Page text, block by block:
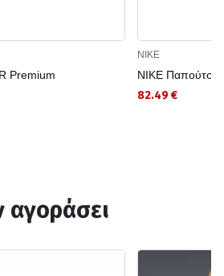
Premium
NIKE
NIKE
82.49 €
αγοράσει